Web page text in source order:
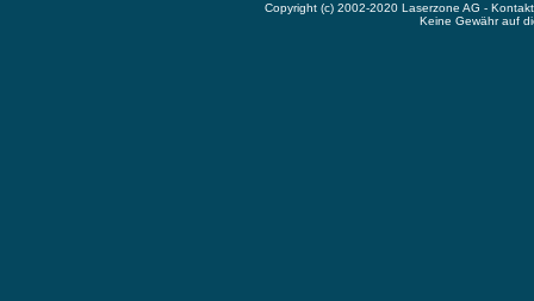
Copyright (c) 2002-2020 Laserzone AG -
Keine Gewähr auf